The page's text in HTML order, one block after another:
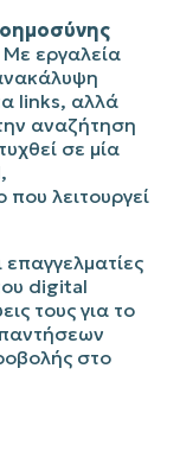
Με εργαλεία
links, αλλά
αναζήτηση
σε μία
λειτουργεί
digital
τους για το
στο